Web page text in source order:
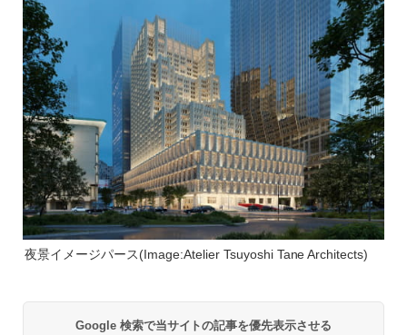
夜景イメージパース(Image:Atelier Tsuyoshi Tane Architects)
Google 検索で当サイトの記事を優先表示させる